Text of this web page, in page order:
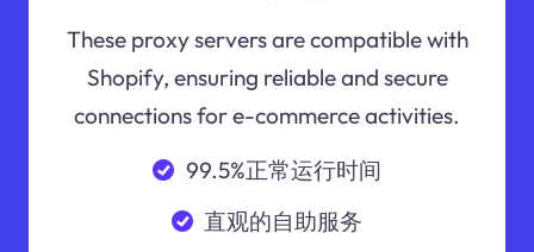
These proxy servers are compatible with
Shopify, ensuring reliable and secure
connections for e-commerce activities.
99.5%正常运行时间
直观的自助服务